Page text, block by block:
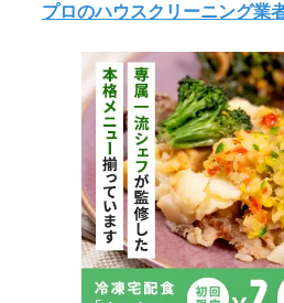
プロのハウスクリーニング業